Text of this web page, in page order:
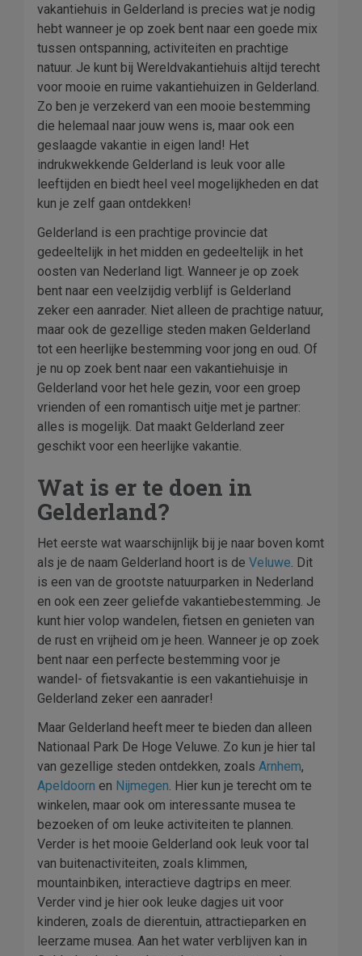
vakantiehuis in Gelderland is precies wat je nodig
hebt wanneer je op zoek bent naar een goede mix
tussen ontspanning, activiteiten en prachtige
natuur. Je kunt bij Wereldvakantiehuis altijd terecht
voor mooie en ruime vakantiehuizen in Gelderland.
Zo ben je verzekerd van een mooie bestemming
die helemaal naar jouw wens is, maar ook een
geslaagde vakantie in eigen land! Het
indrukwekkende Gelderland is leuk voor alle
leeftijden en biedt heel veel mogelijkheden en dat
kun je zelf gaan ontdekken!
Gelderland is een prachtige provincie dat
gedeeltelijk in het midden en gedeeltelijk in het
oosten van Nederland ligt. Wanneer je op zoek
bent naar een veelzijdig verblijf is Gelderland
zeker een aanrader. Niet alleen de prachtige natuur,
maar ook de gezellige steden maken Gelderland
tot een heerlijke bestemming voor jong en oud. Of
je nu op zoek bent naar een vakantiehuisje in
Gelderland voor het hele gezin, voor een groep
vrienden of een romantisch uitje met je partner:
alles is mogelijk. Dat maakt Gelderland zeer
geschikt voor een heerlijke vakantie.
Wat is er te doen in
Gelderland?
Het eerste wat waarschijnlijk bij je naar boven komt
als je de naam Gelderland hoort is de Veluwe. Dit
is een van de grootste natuurparken in Nederland
en ook een zeer geliefde vakantiebestemming. Je
kunt hier volop wandelen, fietsen en genieten van
de rust en vrijheid om je heen. Wanneer je op zoek
bent naar een perfecte bestemming voor je
wandel- of fietsvakantie is een vakantiehuisje in
Gelderland zeker een aanrader!
Maar Gelderland heeft meer te bieden dan alleen
Nationaal Park De Hoge Veluwe. Zo kun je hier tal
van gezellige steden ontdekken, zoals Arnhem,
Apeldoorn en Nijmegen. Hier kun je terecht om te
winkelen, maar ook om interessante musea te
bezoeken of om leuke activiteiten te plannen.
Verder is het mooie Gelderland ook leuk voor tal
van buitenactiviteiten, zoals klimmen,
mountainbiken, interactieve dagtrips en meer.
Verder vind je hier ook leuke dagjes uit voor
kinderen, zoals de dierentuin, attractieparken en
leerzame musea. Aan het water verblijven kan in